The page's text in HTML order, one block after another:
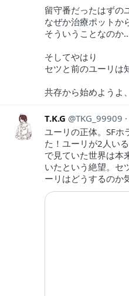
留守番だったはずの
なぜか治療ポットか
そういうことなのか
そしてやはり
セツと前のユーリは
共存から始めようよ
T.K.G TKG_99909
ユーリの正体。SFホ
た！ユーリが2人い
で見ていた世界は本
いたという絶望。セ
ーリはどうするのか